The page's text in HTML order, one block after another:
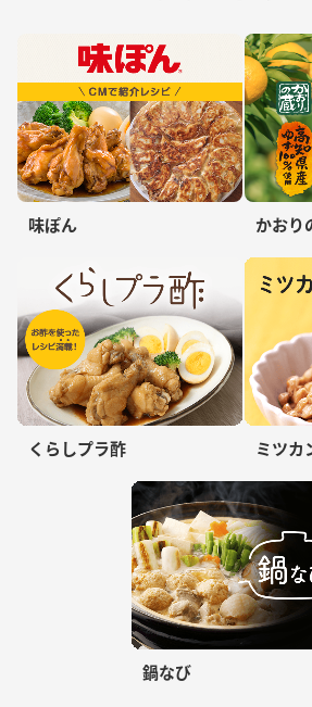
味ぽん かおり
くらしプラ酢 ミツ
鍋なび